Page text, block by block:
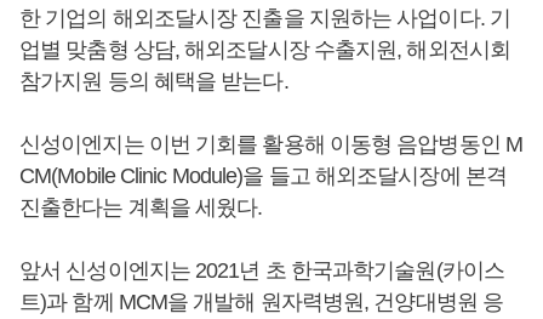
한 기업의 해외조달시장 진출을 지원하는 사업이다. 기
업별 맞춤형 상담, 해외조달시장 수출지원, 해외전시회
참가지원 등의 혜택을 받는다.
신성이엔지는 이번 기회를 활용해 이동형 음압병동인 M
CM(Mobile Clinic Module)을 들고 해외조달시장에 본격
진출한다는 계획을 세웠다.
앞서 신성이엔지는 2021년 초 한국과학기술원(카이스
트)과 함께 MCM을 개발해 원자력병원, 건양대병원 응